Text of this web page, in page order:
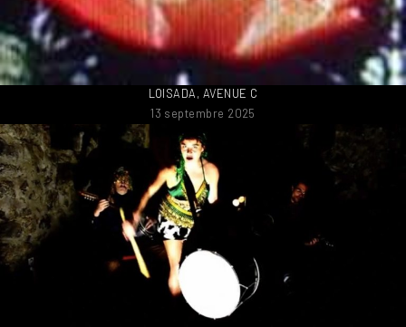
LOISADA, AVENUE C
13 septembre 2025